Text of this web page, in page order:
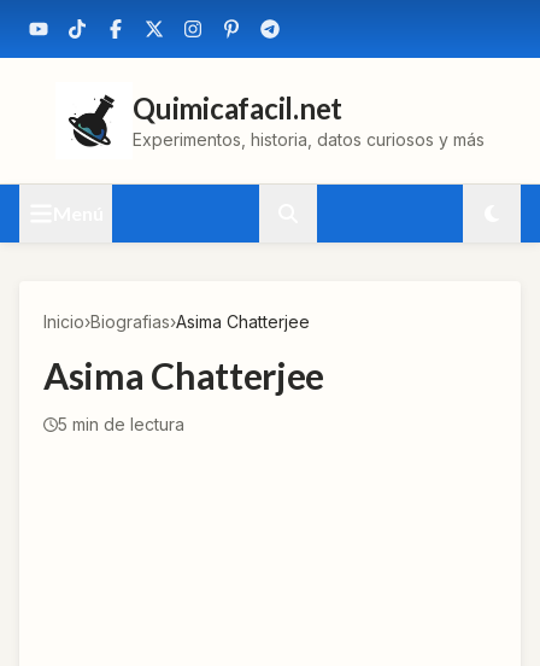
Quimicafacil.net
Experimentos, historia, datos curiosos y más
Inicio›Biografias›Asima Chatterjee
Asima Chatterjee
5 min de lectura